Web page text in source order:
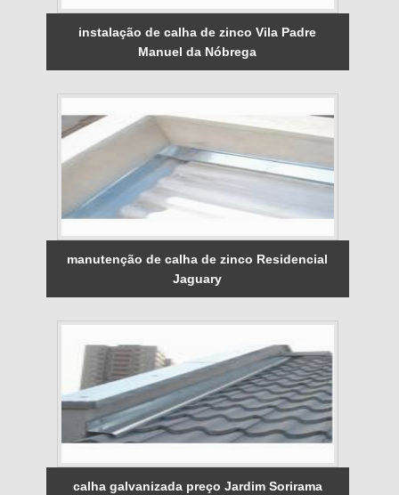
instalação de calha de zinco Vila Padre
Manuel da Nóbrega
manutenção de calha de zinco Residencial
Jaguary
calha galvanizada preço Jardim Sorirama